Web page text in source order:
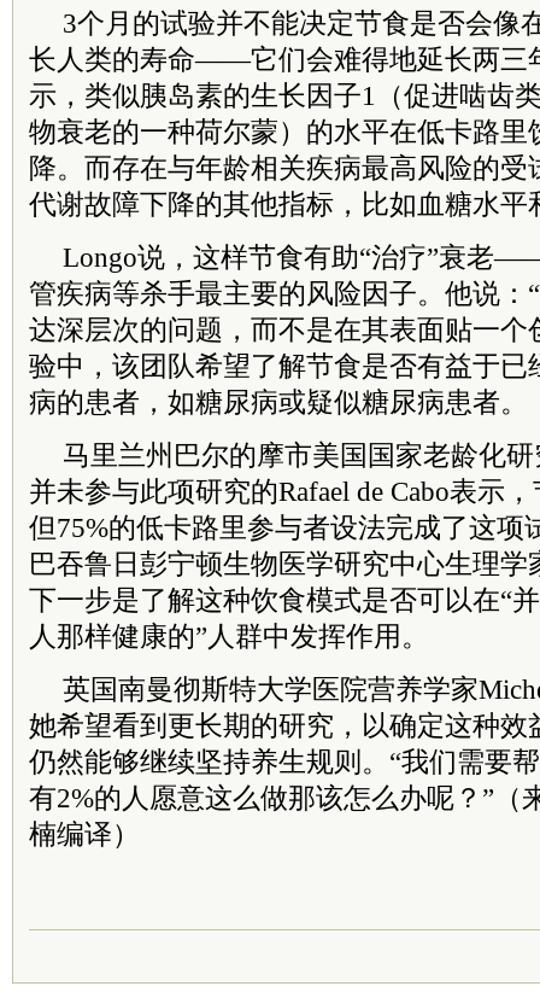
3个月的试验并不能决定节食是否会像
长人类的寿命——它们会难得地延长两三
示，类似胰岛素的生长因子1（促进啮齿
物衰老的一种荷尔蒙）的水平在低卡路里
降。而存在与年龄相关疾病最高风险的受
代谢故障下降的其他指标，比如血糖水平
Longo说，这样节食有助“治疗”衰老
管疾病等杀手最主要的风险因子。他说：
达深层次的问题，而不是在其表面贴一个
验中，该团队希望了解节食是否有益于已
病的患者，如糖尿病或疑似糖尿病患者。
马里兰州巴尔的摩市美国国家老龄化
并未参与此项研究的Rafael de Cabo表示
但75%的低卡路里参与者设法完成了这项
巴吞鲁日彭宁顿生物医学研究中心生理学
下一步是了解这种饮食模式是否可以在“
人那样健康的”人群中发挥作用。
英国南曼彻斯特大学医院营养学家
她希望看到更长期的研究，以确定这种效
仍然能够继续坚持养生规则。“我们需要
有2%的人愿意这么做那该怎么办呢？”（
楠编译）